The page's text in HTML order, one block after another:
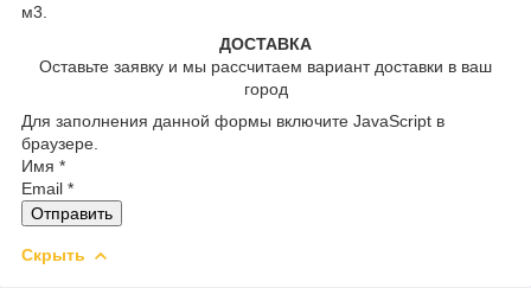
м3.
ДОСТАВКА
Оставьте заявку и мы рассчитаем вариант доставки в ваш
город
Для заполнения данной формы включите JavaScript в
браузере.
Имя *
Email *
Отправить
Скрыть